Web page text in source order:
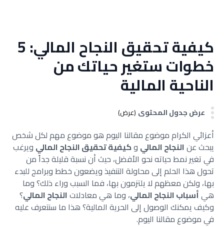
كيفية تحقيق النجاح المالي: 5
خطوات ستغير حياتك من
الناحية المالية
عرض جدول المحتوى (عرض)
أعزائي الكرام موضوع مقالنا اليوم هو موضوع مهم لكل شخص
يبحث عنالنجاح المالي وكيفية تحقيق النجاح المالي ويرغب
في تغير نمط حياته نحو الأفضل، حيث أن نسبة قليلة جداً من
تحول هذا الحلم إلى محاولة التنفيذ ويضعون خطط وبرامج للبدء
بها، ولكن معظهم لا يلتزمون بها، فما السبب وراء ذلك؟ وما
هيأسباب النجاح المالي، وما هي معادلاتالنجاح المالي؟
وكيف يمكنك الوصول إلى الحرية المالية؟ هذا ما سنتعرف عليه
في موضوع مقالنا اليوم.